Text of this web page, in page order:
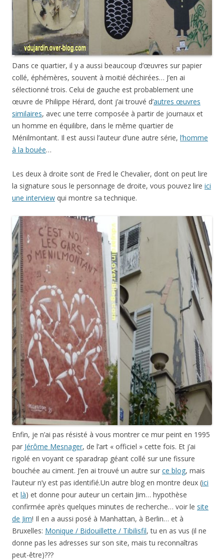
Dans ce quartier, il y a aussi beaucoup d’œuvres sur papier
collé, éphémères, souvent à moitié déchirées… J’en ai
sélectionné trois. Celui de gauche est probablement une
œuvre de Philippe Hérard, dont j’ai trouvé d’autres œuvres
similaires, avec une terre composée à partir de journaux et
un homme en équilibre, dans le même quartier de
Ménilmontant. Il est aussi l’auteur d’une autre série, l’homme
à la bouée…
Les deux à droite sont de Fred le Chevalier, dont on peut lire
la signature sous le personnage de droite, vous pouvez lire ici
une interview qui montre sa technique.
Enfin, je n’ai pas résisté à vous montrer ce mur peint en 1995
par Jérôme Mesnager, de l’art « officiel » cette fois. Et j’ai
rigolé en voyant ce sparadrap géant collé sur une fissure
bouchée au ciment. J’en ai trouvé un autre sur ce blog, mais
l’auteur n’y est pas identifié.Un autre blog en montre deux (ici
et là) et donne pour auteur un certain Jim… hypothèse
confirmée après quelques minutes de recherche… voir le site
de Jim! Il en a aussi posé à Manhattan, à Berlin… et à
Bruxelles: Monique / Bidouillette / Tibilisfil, tu en as vus (il ne
donne pas les adresses sur son site, mais tu reconnaîtras
peut-être)???